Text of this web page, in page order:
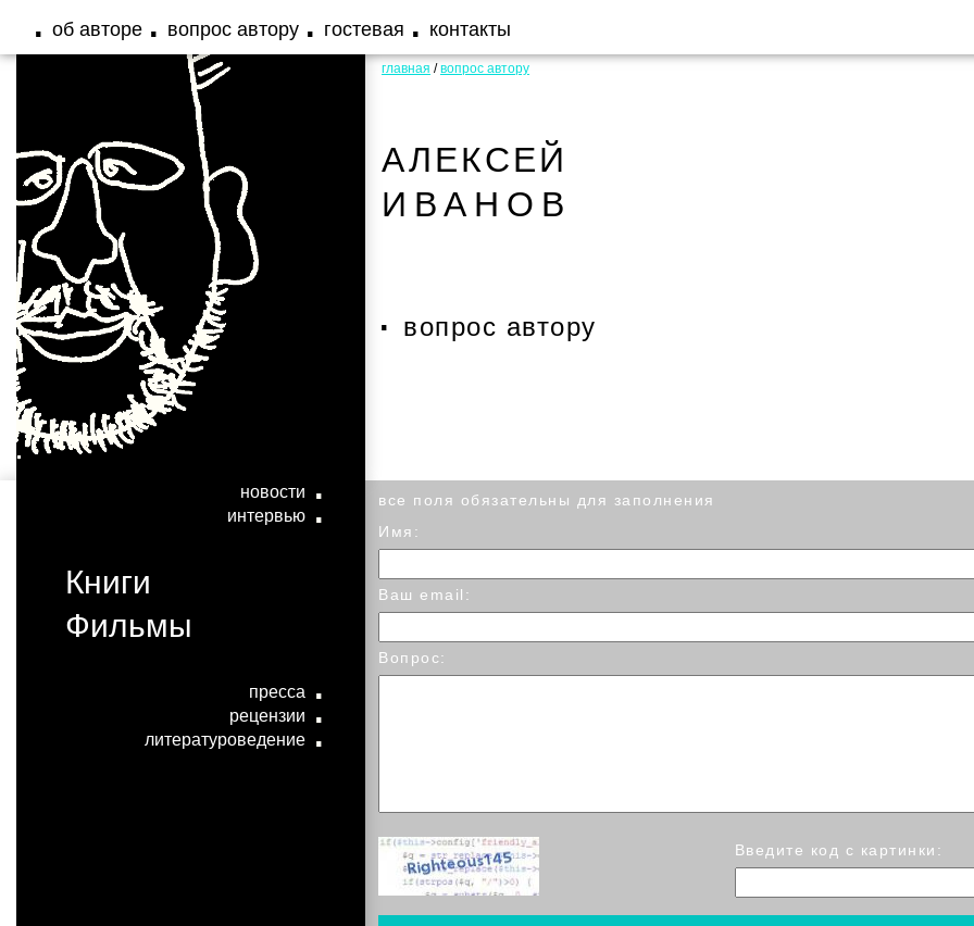
об авторе вопрос автору гостевая контакты
главная / вопрос автору
АЛЕКСЕЙ
ИВАНОВ
вопрос автору
новости
интервью
Книги
Фильмы
пресса
рецензии
литературоведение
все поля обязательны для заполнения
Имя:
Ваш email:
Вопрос:
Введите код с картинки: